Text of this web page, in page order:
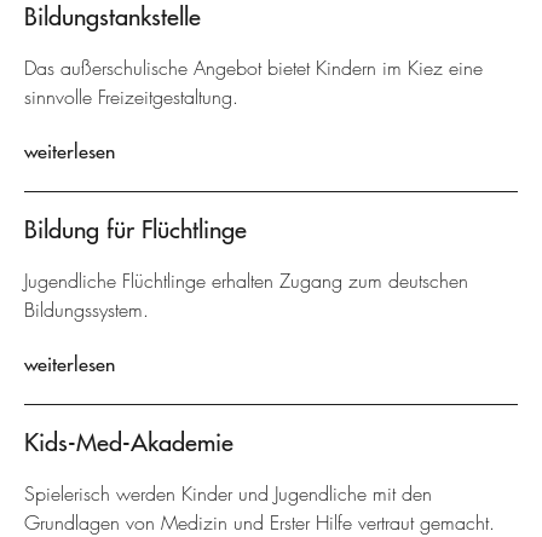
Bildungstankstelle
Das außerschulische Angebot bietet Kindern im Kiez eine
sinnvolle Freizeitgestaltung.
weiterlesen
Bildung für Flüchtlinge
Jugendliche Flüchtlinge erhalten Zugang zum deutschen
Bildungssystem.
weiterlesen
Kids-Med-Akademie
Spielerisch werden Kinder und Jugendliche mit den
Grundlagen von Medizin und Erster Hilfe vertraut gemacht.